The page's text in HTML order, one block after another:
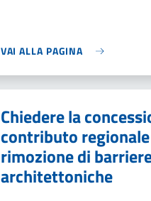
VAI ALLA PAGINA
Chiedere la
contributo
rimozione di
architettoniche